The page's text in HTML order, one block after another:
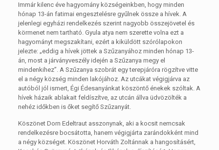
Immár kilenc éve hagyomány községeinkben, hogy minden
hónap 13-án fatimai engesztelésre gyűlnek össze a hívek. A
jelenlegi egyházi rendelkezés szerint nagyobb összejövetel és
körmenet nem tartható. Gyula atya nem szerette volna ezt a
hagyományt megszakítani, ezért a kiküldött szórólapokon
jelezte: „eddig a hívek jöttek a Szűzanyához minden hónap 13-
án, most a járványveszély idején a Szűzanya megy el
mindenkihez”. A Szűzanya szobrát egy terepjáróra rögzítve vitte
el a négy község minden lakójához. Az utcákat végigjárva az
autóból jól ismert, Égi Édesanyánkat köszöntő énekek szóltak. A
hívek házaik ablakait feldíszítve, az utcán állva üdvözölték a
nehéz időkben is őket segítő Szűzanyát.
Köszönet Dorn Edeltraut asszonynak, aki a kocsit nemcsak
rendelkezésre bocsátotta, hanem végigjárta zarándokként mind
a négy községet. Köszönet Horváth Zoltánnak a hangosításért,